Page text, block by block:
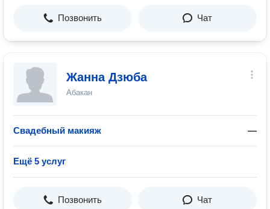
Позвонить Чат
Жанна Дзюба
Абакан
Свадебный макияж —
Ещё 5 услуг
Позвонить Чат